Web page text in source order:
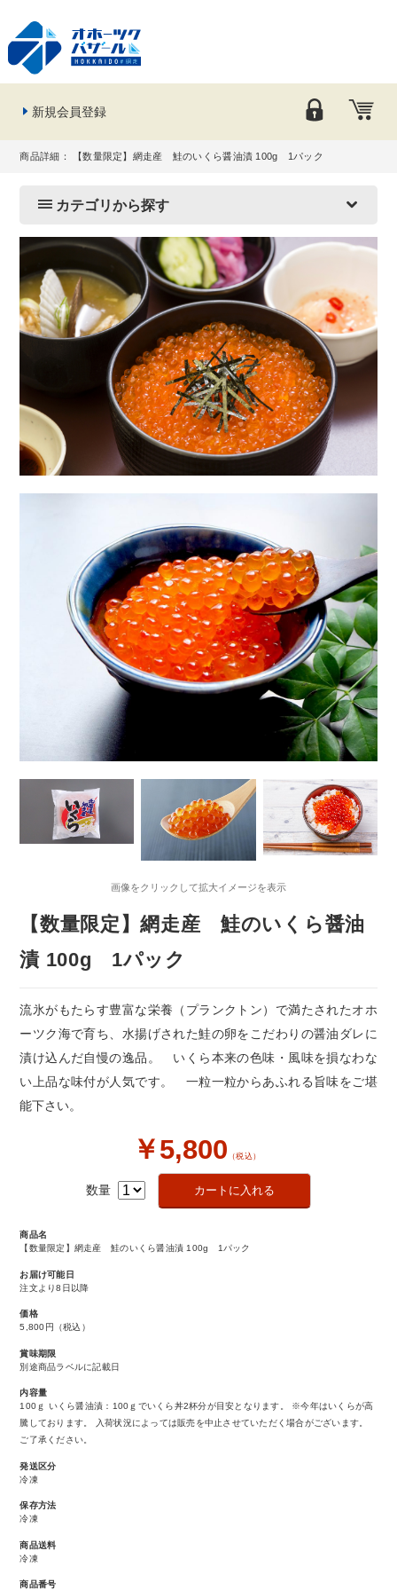
新規会員登録
商品詳細： 【数量限定】網走産 鮭のいくら醤油漬 100g 1パック
カテゴリから探す
画像をクリックして拡大イメージを表示
【数量限定】網走産 鮭のいくら醤油
漬 100g 1パック
流氷がもたらす豊富な栄養（プランクトン）で満たされたオホ
ーツク海で育ち、水揚げされた鮭の卵をこだわりの醤油ダレに
漬け込んだ自慢の逸品。 いくら本来の色味・風味を損なわな
い上品な味付が人気です。 一粒一粒からあふれる旨味をご堪
能下さい。
￥5,800 （税込）
数量
商品名
【数量限定】網走産 鮭のいくら醤油漬 100g 1パック
お届け可能日
注文より8日以降
価格
5,800円 （税込）
賞味期限
別途商品ラベルに記載日
内容量
100ｇ いくら醤油漬：100ｇでいくら丼2杯分が目安となります。 ※今年はいくらが高
騰しております。 入荷状況によっては販売を中止させていただく場合がございます。
ご了承ください。
発送区分
冷凍
保存方法
冷凍
商品送料
冷凍
商品番号